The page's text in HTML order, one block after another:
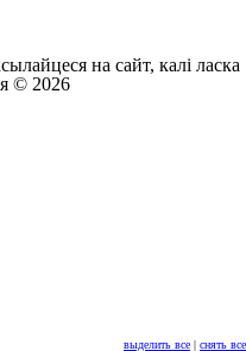
выделить все | снять все
на сайт, калі ласка
© 2026